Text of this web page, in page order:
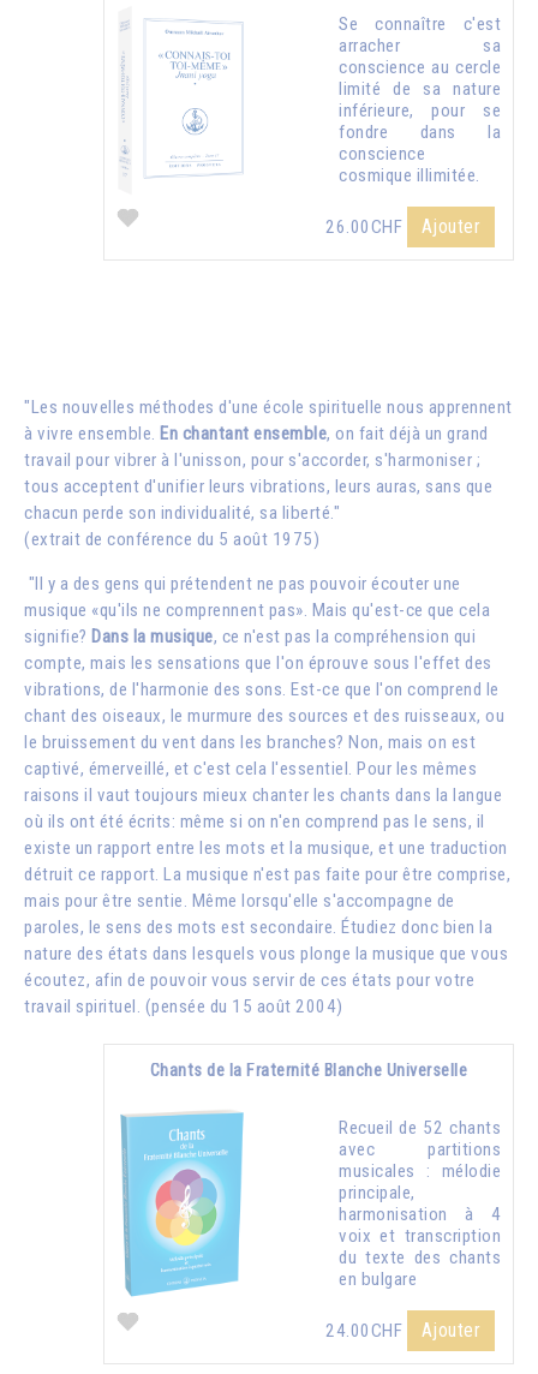
Se connaître c'est
arracher sa
conscience au cercle
limité de sa nature
inférieure, pour se
fondre dans la
conscience
cosmique illimitée.
26.00CHF Ajouter
"Les nouvelles méthodes d'une école spirituelle nous apprennent
à vivre ensemble. En chantant ensemble, on fait déjà un grand
travail pour vibrer à l'unisson, pour s'accorder, s'harmoniser ;
tous acceptent d'unifier leurs vibrations, leurs auras, sans que
chacun perde son individualité, sa liberté."
(extrait de conférence du 5 août 1975)
"Il y a des gens qui prétendent ne pas pouvoir écouter une
musique «qu'ils ne comprennent pas». Mais qu'est-ce que cela
signifie? Dans la musique, ce n'est pas la compréhension qui
compte, mais les sensations que l'on éprouve sous l'effet des
vibrations, de l'harmonie des sons. Est-ce que l'on comprend le
chant des oiseaux, le murmure des sources et des ruisseaux, ou
le bruissement du vent dans les branches? Non, mais on est
captivé, émerveillé, et c'est cela l'essentiel. Pour les mêmes
raisons il vaut toujours mieux chanter les chants dans la langue
où ils ont été écrits: même si on n'en comprend pas le sens, il
existe un rapport entre les mots et la musique, et une traduction
détruit ce rapport. La musique n'est pas faite pour être comprise,
mais pour être sentie. Même lorsqu'elle s'accompagne de
paroles, le sens des mots est secondaire. Étudiez donc bien la
nature des états dans lesquels vous plonge la musique que vous
écoutez, afin de pouvoir vous servir de ces états pour votre
travail spirituel. (pensée du 15 août 2004)
Chants de la Fraternité Blanche Universelle
Recueil de 52 chants
avec partitions
musicales : mélodie
principale,
harmonisation à 4
voix et transcription
du texte des chants
en bulgare
24.00CHF Ajouter